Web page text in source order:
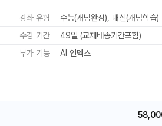
강좌 유형
수능(개념완성), 내신(개념학습)
수강 기간
49일 (교재배송기간포함)
부가 기능 AI 인덱스